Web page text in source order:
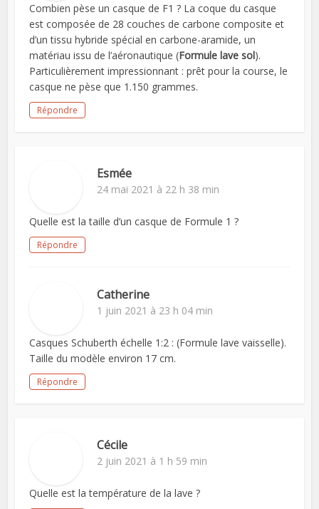
Combien pèse un casque de F1 ? La coque du casque
est composée de 28 couches de carbone composite et
d’un tissu hybride spécial en carbone-aramide, un
matériau issu de l’aéronautique (Formule lave sol).
Particulièrement impressionnant : prêt pour la course, le
casque ne pèse que 1.150 grammes.
Répondre
Esmée
24 mai 2021 à 22 h 38 min
Quelle est la taille d’un casque de Formule 1 ?
Répondre
Catherine
1 juin 2021 à 23 h 04 min
Casques Schuberth échelle 1:2 : (Formule lave vaisselle).
Taille du modèle environ 17 cm.
Répondre
Cécile
2 juin 2021 à 1 h 59 min
Quelle est la température de la lave ?